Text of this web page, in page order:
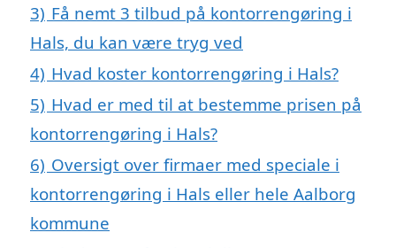
3) Få nemt 3 tilbud på kontorrengøring i
Hals, du kan være tryg ved
4) Hvad koster kontorrengøring i Hals?
5) Hvad er med til at bestemme prisen på
kontorrengøring i Hals?
6) Oversigt over firmaer med speciale i
kontorrengøring i Hals eller hele Aalborg
kommune